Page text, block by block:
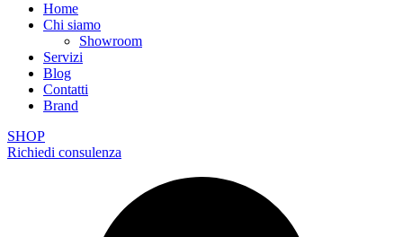
Home
Chi siamo
Showroom
Servizi
Blog
Contatti
Brand
SHOP
Richiedi consulenza